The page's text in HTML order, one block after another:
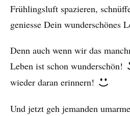
Frühlingsluft spazieren,
geniesse Dein wunderschönes
Denn auch wenn wir das
Leben ist schon wunderschön!
wieder daran erinnern!
Und jetzt geh jemanden